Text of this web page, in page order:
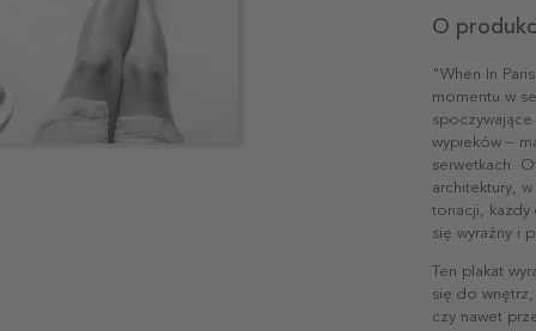
O
"When In
momentu w
wypieków –
serwetkach.
architektury,
tonacji, każdy
się wyraźny i
Ten plakat
się do
czy nawet